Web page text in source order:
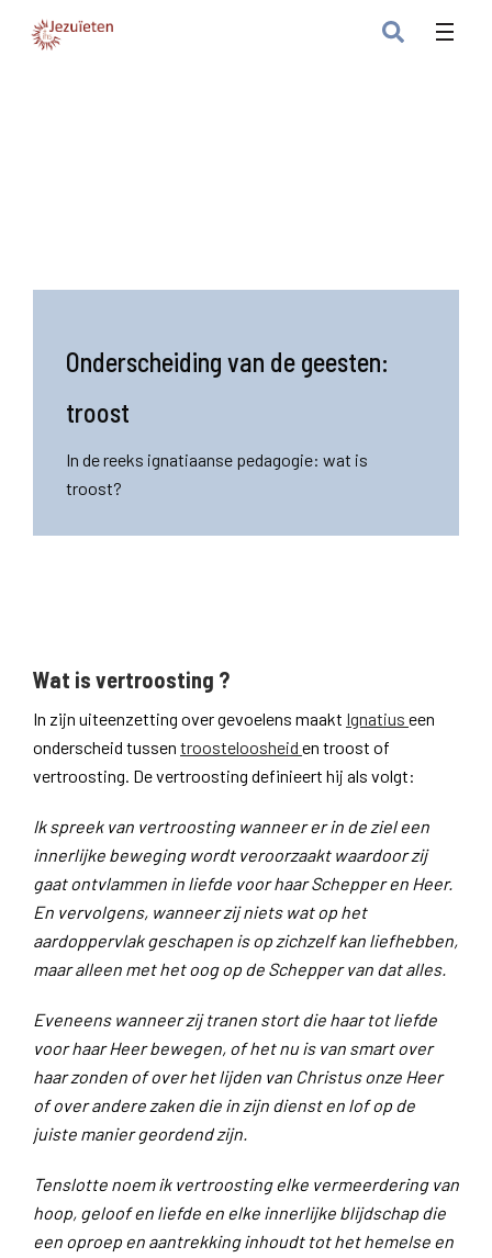
Onderscheiding van de geesten:
troost
In de reeks ignatiaanse pedagogie: wat is
troost?
Wat is vertroosting ?
In zijn uiteenzetting over gevoelens maakt Ignatius een
onderscheid tussen troosteloosheid en troost of
vertroosting. De vertroosting definieert hij als volgt:
Ik spreek van vertroosting wanneer er in de ziel een
innerlijke beweging wordt veroorzaakt waardoor zij
gaat ontvlammen in liefde voor haar Schepper en Heer.
En vervolgens, wanneer zij niets wat op het
aardoppervlak geschapen is op zichzelf kan liefhebben,
maar alleen met het oog op de Schepper van dat alles.
Eveneens wanneer zij tranen stort die haar tot liefde
voor haar Heer bewegen, of het nu is van smart over
haar zonden of over het lijden van Christus onze Heer
of over andere zaken die in zijn dienst en lof op de
juiste manier geordend zijn.
Tenslotte noem ik vertroosting elke vermeerdering van
hoop, geloof en liefde en elke innerlijke blijdschap die
een oproep en aantrekking inhoudt tot het hemelse en